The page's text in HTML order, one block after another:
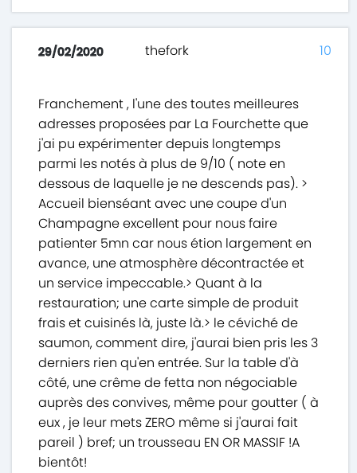
29/02/2020 thefork
Franchement , l'une des toutes meilleures
adresses proposées par La Fourchette que
j'ai pu expérimenter depuis longtemps
parmi les notés à plus de 9/10 ( note en
dessous de laquelle je ne descends pas). >
Accueil bienséant avec une coupe d'un
Champagne excellent pour nous faire
patienter 5mn car nous étion largement en
avance, une atmosphère décontractée et
un service impeccable.> Quant à la
restauration; une carte simple de produit
frais et cuisinés là, juste là.> le céviché de
saumon, comment dire, j'aurai bien pris les 3
derniers rien qu'en entrée. Sur la table d'à
côté, une crême de fetta non négociable
auprès des convives, même pour goutter ( à
eux , je leur mets ZERO même si j'aurai fait
pareil ) bref; un trousseau EN OR MASSIF !A
bientôt!
10